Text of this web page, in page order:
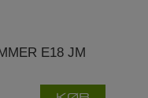
E18 JM